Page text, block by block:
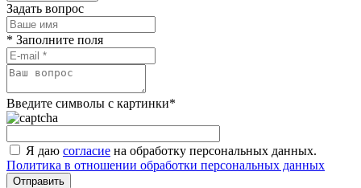
Задать вопрос
* Заполните поля
Введите символы с картинки*
Я даю согласие на обработку персональных данных.
Политика в отношении обработки персональных данных
Отправить